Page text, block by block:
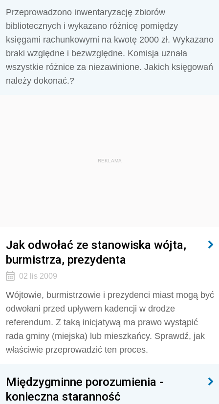
Przeprowadzono inwentaryzację zbiorów
bibliotecznych i wykazano różnicę pomiędzy
księgami rachunkowymi na kwotę 2000 zł. Wykazano
braki względne i bezwzględne. Komisja uznała
wszystkie różnice za niezawinione. Jakich księgowań
należy dokonać.?
REKLAMA
Jak odwołać ze stanowiska wójta,
burmistrza, prezydenta
02 lis 2009
Wójtowie, burmistrzowie i prezydenci miast mogą być
odwołani przed upływem kadencji w drodze
referendum. Z taką inicjatywą ma prawo wystąpić
rada gminy (miejska) lub mieszkańcy. Sprawdź, jak
właściwie przeprowadzić ten proces.
Międzygminne porozumienia -
konieczna staranność